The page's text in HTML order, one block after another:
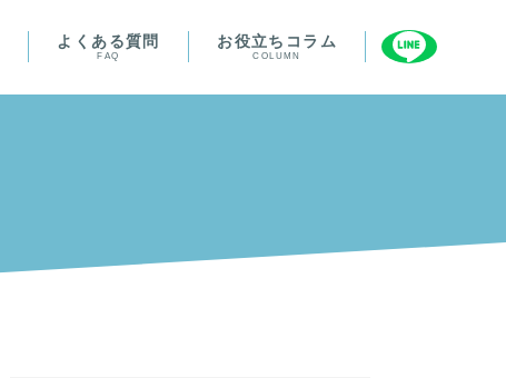
よくある質問
FAQ
お役立ちコラム
COLUMN